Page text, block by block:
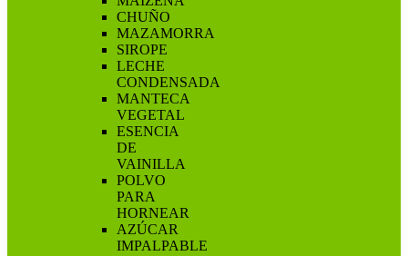
CHUÑO
MAZAMORRA
SIROPE
LECHE
CONDENSADA
MANTECA
VEGETAL
ESENCIA
DE
VAINILLA
POLVO
PARA
HORNEAR
AZÚCAR
IMPALPABLE